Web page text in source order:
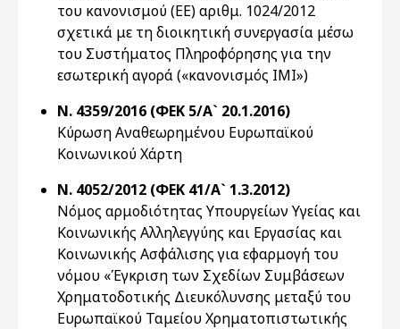
του κανονισμού (ΕΕ) αριθμ. 1024/2012
σχετικά με τη διοικητική συνεργασία μέσω
του Συστήματος Πληροφόρησης για την
εσωτερική αγορά («κανονισμός ΙΜΙ»)
Ν. 4359/2016 (ΦΕΚ 5/Α` 20.1.2016)
Κύρωση Αναθεωρημένου Ευρωπαϊκού
Κοινωνικού Χάρτη
Ν. 4052/2012 (ΦΕΚ 41/Α` 1.3.2012)
Νόμος αρμοδιότητας Υπουργείων Υγείας και
Κοινωνικής Αλληλεγγύης και Εργασίας και
Κοινωνικής Ασφάλισης για εφαρμογή του
νόμου «Έγκριση των Σχεδίων Συμβάσεων
Χρηματοδοτικής Διευκόλυνσης μεταξύ του
Ευρωπαϊκού Ταμείου Χρηματοπιστωτικής